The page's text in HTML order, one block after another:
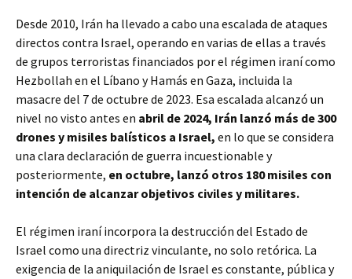
Desde 2010, Irán ha llevado a cabo una escalada de ataques
directos contra Israel, operando en varias de ellas a través
de grupos terroristas financiados por el régimen iraní como
Hezbollah en el Líbano y Hamás en Gaza, incluida la
masacre del 7 de octubre de 2023. Esa escalada alcanzó un
nivel no visto antes en abril de 2024, Irán lanzó más de 300
drones y misiles balísticos a Israel, en lo que se considera
una clara declaración de guerra incuestionable y
posteriormente, en octubre, lanzó otros 180 misiles con
intención de alcanzar objetivos civiles y militares.
El régimen iraní incorpora la destrucción del Estado de
Israel como una directriz vinculante, no solo retórica. La
exigencia de la aniquilación de Israel es constante, pública y